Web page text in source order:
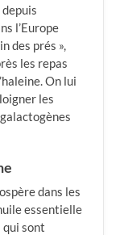
l’Europe
des prés »,
les repas
On lui
les
dans les
essentielle
sont